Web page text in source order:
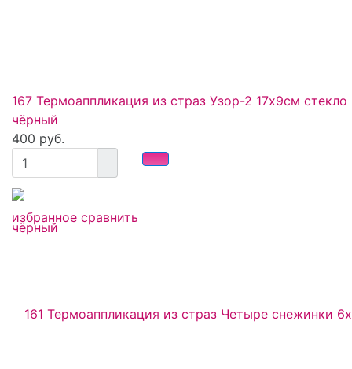
избранное сравнить
167 Термоаппликация из страз Узор-2 17х9см стекло
чёрный
400 руб.